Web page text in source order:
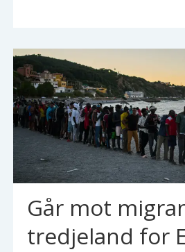
Går mot
tredjeland for